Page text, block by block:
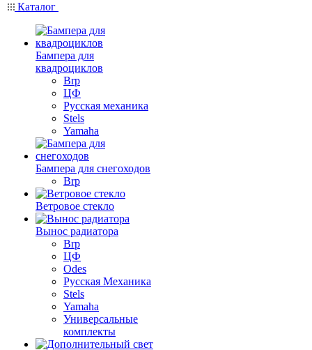
Каталог
Бампера для
квадроциклов
Brp
ЦФ
Русская механика
Stels
Yamaha
Бампера для снегоходов
Brp
Ветровое стекло
Вынос радиатора
Brp
ЦФ
Odes
Русская Механика
Stels
Yamaha
Универсальные
комплекты